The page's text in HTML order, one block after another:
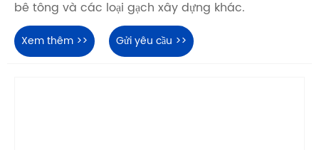
bê tông và các loại gạch xây dựng khác.
Xem thêm >> Gửi yêu cầu >>